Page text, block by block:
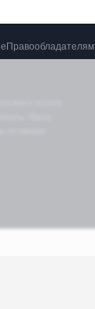
Правообладателям
и хотите
Ваша
не имеем